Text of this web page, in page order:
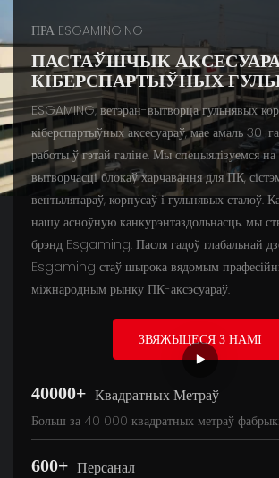
ПРА ESGAMINGING
ПАСТАЎШЧЫК
КІБЕРСПАРТЫЎНЫХ
ESGAMING, ветэран-вытворца гульнявых
кіберспартыўных аксесуараў, мае амаль 30-
работы ў гэтай галіне. Мы спецыялізуемся
вытворчасці блокаў харчавання для ПК,
вентылятараў, корпусаў і гульнявых сталоў.
нашу асноўную канкурэнтаздольнасць, мы
брэнд Esgaming. Пасля гадоў глабальнай
Esgaming стаў шырока вядомым
міжнародным рынку ПК-аксэсуараў.
ЗВЯЖЫЦЕСЯ З НАМІ
40000+ Квадратных Метраў
Больш за 40 000 квадратных метраў
600+ Персанал